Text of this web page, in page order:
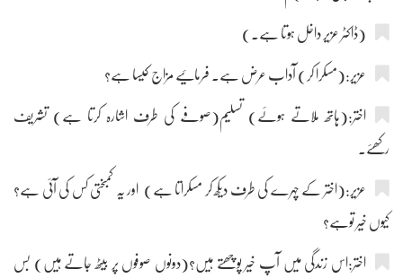
(ڈاکٹر عزیر داخل ہوتا ہے۔)
عزیر:(مسکرا کر) آداب عرض ہے۔ فرمائیے مزاج کیسا ہے؟
اختر:(ہاتھ ملاتے ہوئے) تسلیم(صوفے کی طرف اشارہ کرتا ہے) تشریف
رکھئے۔
عزیر:(اختر کے چہرے کی طرف دیکھ کر مسکراتا ہے) اور یہ کمبختی کس کی آئی ہے؟
کیوں خیر توہے؟
اختر:اس زندگی میں آپ خیر پوچھتے ہیں؟(دونوں صوفوں پر بیٹھ جاتے ہیں) بس